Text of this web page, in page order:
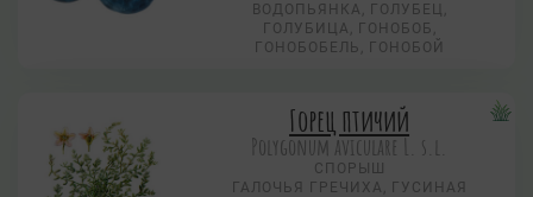
ВОДОПЬЯНКА, ГОЛУБЕЦ,
ГОЛУБИЦА, ГОНОБОБ,
ГОНОБОБЕЛЬ, ГОНОБОЙ
Горец птичий
Polygonum aviculare L. s.l.
СПОРЫШ
ГАЛОЧЬЯ ГРЕЧИХА, ГУСИНАЯ